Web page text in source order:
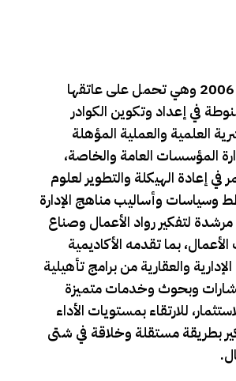
منذ نشأتها في 2006 وهي تحمل على عاتقها
في إعداد وتكوين الكوادر
العلمية والعملية المؤهلة
المؤسسات العامة والخاصة،
في إعادة الهيكلة والتطوير لعلوم
وسياسات وأساليب مناهج الإدارة
لتفكير رواد الأعمال وصناع
بما تقدمه الأكاديمية
والعقارية من برامج تأهيلية
وبحوث وخدمات متميزة
للارتقاء بمستويات الأداء
بطريقة مستقلة وخلاقة في شتى